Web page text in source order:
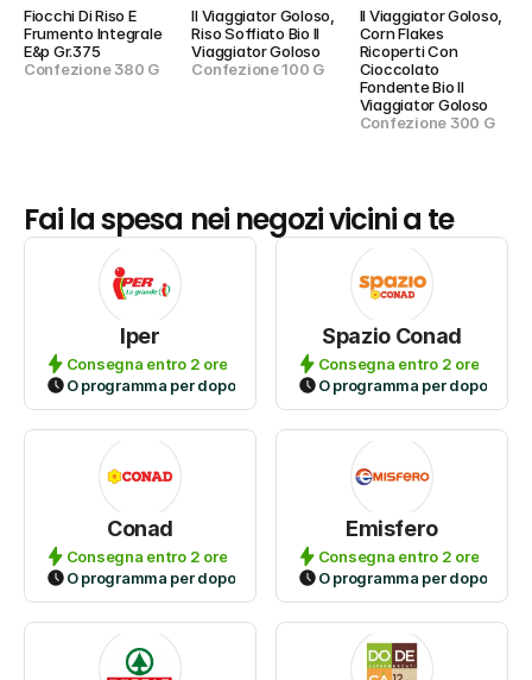
Fiocchi Di Riso E
Frumento Integrale
E&p Gr.375
Confezione 380 G
Il Viaggiator Goloso,
Riso Soffiato Bio Il
Viaggiator Goloso
Confezione 100 G
Il Viaggiator Goloso,
Corn Flakes
Ricoperti Con
Cioccolato
Fondente Bio Il
Viaggiator Goloso
Confezione 300 G
Fai la spesa nei negozi vicini a te
Iper
Consegna entro 2 ore
O programma per dopo
Spazio Conad
Consegna entro 2 ore
O programma per dopo
Conad
Consegna entro 2 ore
O programma per dopo
Emisfero
Consegna entro 2 ore
O programma per dopo